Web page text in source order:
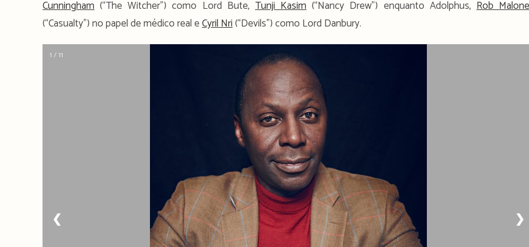
Cunningham (“The Witcher”) como Lord Bute, Tunji Kasim (“Nancy Drew”) enquanto Adolphus,Rob
(“Casualty”) no papel de médico real eCyril Nri(“Devils”) como Lord Danbury.
1 / 11
❮ ❯